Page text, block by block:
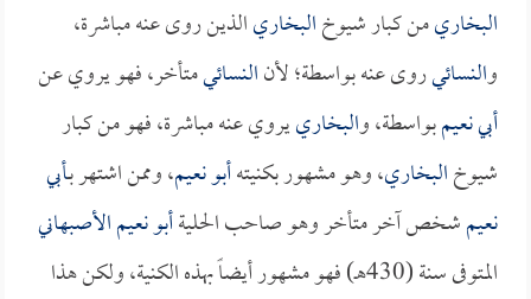
البخاريمن كبار شيوخالبخاريالذين روى عنه مباشرة،
والنسائيروى عنه بواسطة؛ لأنالنسائيمتأخر، فهو يروي عن
أبي نعيمبواسطة، والبخارييروي عنه مباشرة، فهو من كبار
شيوخالبخاري، وهو مشهور بكنيتهأبو نعيم، وممن اشتهر بـأبي
نعيمشخص آخر متأخر وهو صاحب الحليةأبو نعيم الأصبهاني
المتوفى سنة (430هـ) فهو مشهور أيضاً بهذه الكنية، ولكن هذا